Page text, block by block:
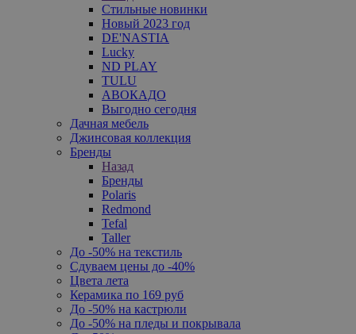
Стильные новинки
Новый 2023 год
DE'NASTIA
Lucky
ND PLAY
TULU
АВОКАДО
Выгодно сегодня
Дачная мебель
Джинсовая коллекция
Бренды
Назад
Бренды
Polaris
Redmond
Tefal
Taller
До -50% на текстиль
Сдуваем цены до -40%
Цвета лета
Керамика по 169 руб
До -50% на кастрюли
До -50% на пледы и покрывала